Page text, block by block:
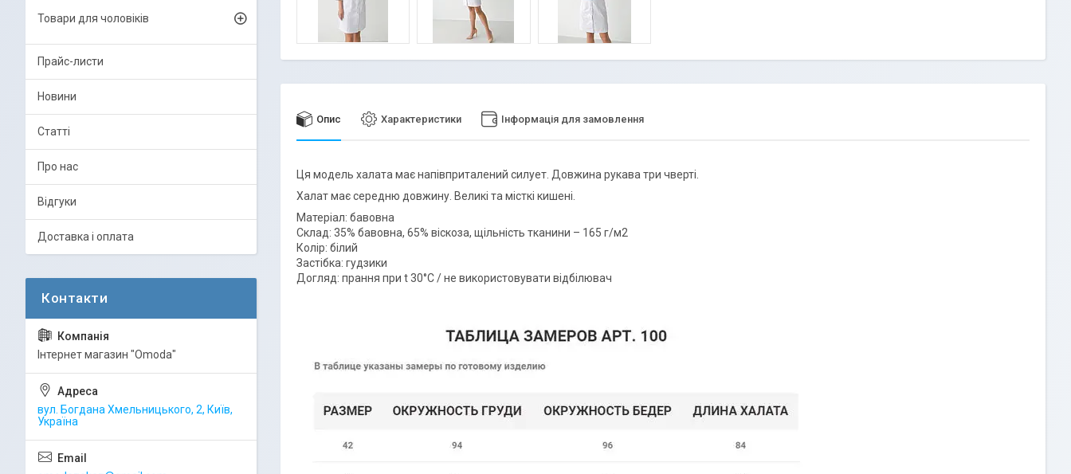
Опис Характеристики Інформація для замовлення
Ця модель халата має напівприталений силует. Довжина рукава три чверті.
Халат має середню довжину. Великі та місткі кишені.
Матеріал: бавовна
Склад: 35% бавовна, 65% віскоза, щільність тканини – 165 г/м2
Колір: білий
Застібка: гудзики
Догляд: прання при t 30°C / не використовувати відбілювач
Товари для чоловіків
Прайс-листи
Новини
Статті
Про нас
Відгуки
Доставка і оплата
Інтернет магазин "Omoda"
вул. Богдана Хмельницького, 2, Київ,
Україна